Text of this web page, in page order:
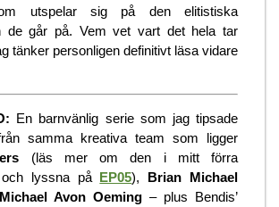
utspelar sig på den elitistiska
de går på. Vem vet vart det hela tar
tänker personligen definitivt läsa vidare
En barnvänlig serie som jag tipsade
samma kreativa team som ligger
(läs mer om den i mitt förra
och lyssna på EP05), Brian Michael
Michael Avon Oeming – plus Bendis’